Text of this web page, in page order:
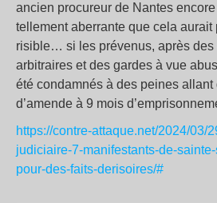
ancien procureur de Nantes
tellement aberrante que cela aurait
risible… si les prévenus, après des
arbitraires et des gardes à vue
été condamnés à des peines allant
d’amende à 9 mois
https://contre-attaque.net/2024/03/
judiciaire-7-manifestants-de-
pour-des-faits-derisoires/#